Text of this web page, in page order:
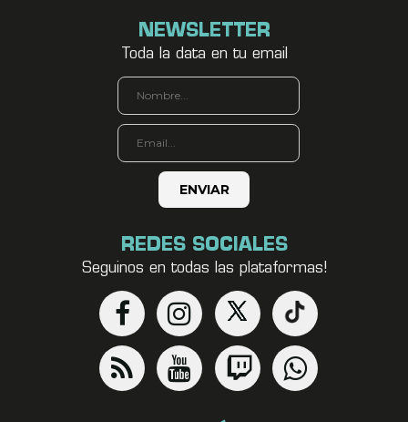
NEWSLETTER
Toda la data en tu email
REDES SOCIALES
Seguinos en todas las plataformas!